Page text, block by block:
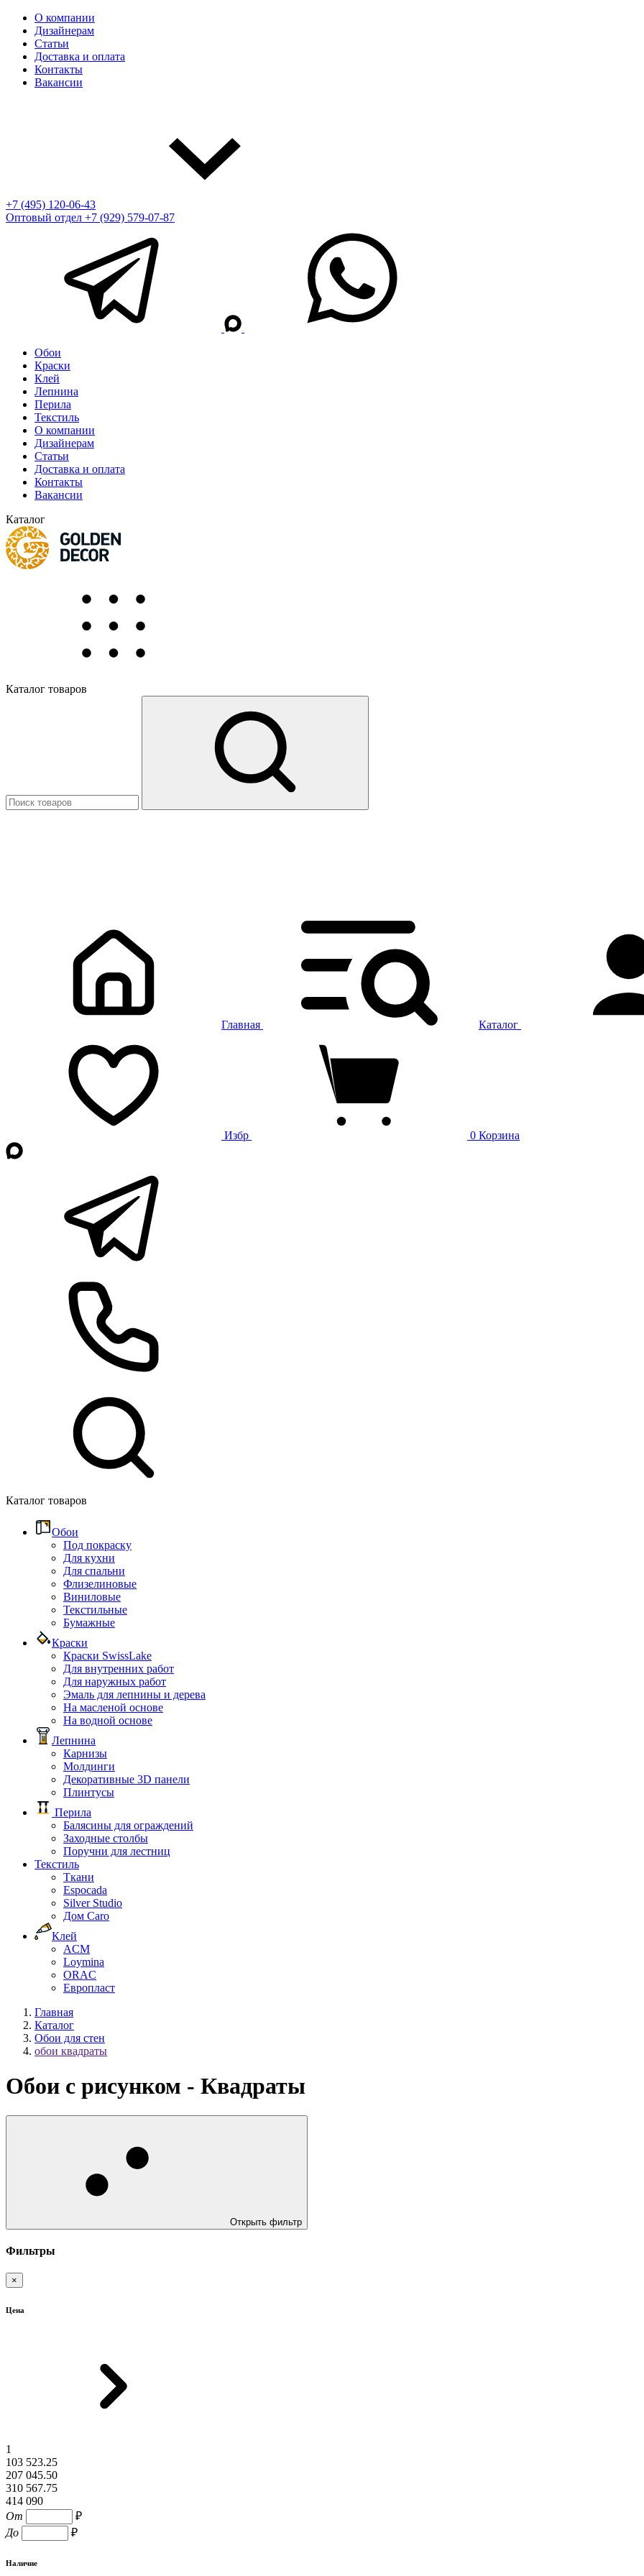
О компании
Дизайнерам
Статьи
Доставка и оплата
Контакты
Вакансии
+7 (495) 120-06-43
Оптовый отдел +7 (929) 579-07-87
Обои
Краски
Клей
Лепнина
Перила
Текстиль
О компании
Дизайнерам
Статьи
Доставка и оплата
Контакты
Вакансии
Каталог
Каталог товаров
Главная Каталог
Избр 0 Корзина
Каталог товаров
Обои
Под покраску
Для кухни
Для спальни
Флизелиновые
Виниловые
Текстильные
Бумажные
Краски
Краски SwissLake
Для внутренних работ
Для наружных работ
Эмаль для лепнины и дерева
На масленой основе
На водной основе
Лепнина
Карнизы
Молдинги
Декоративные 3D панели
Плинтусы
Перила
Балясины для ограждений
Заходные столбы
Поручни для лестниц
Текстиль
Ткани
Espocada
Silver Studio
Дом Caro
Клей
ACM
Loymina
ORAC
Европласт
Главная
Каталог
Обои для стен
обои квадраты
Обои с рисунком - Квадраты
Открыть фильтр
Фильтры
×
Цена
1
103 523.25
207 045.50
310 567.75
414 090
От
₽
До
₽
Наличие